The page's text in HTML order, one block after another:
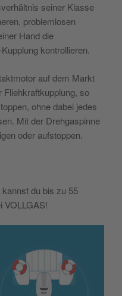
seiner Klasse
problemlosen
Hand die
kontrollieren.
auf dem Markt
Fliehkraftkupplung, so
ohne dabei jedes
Mit der Drehgaspinne
oder aufstoppen.
du bis zu 55
VOLLGAS!